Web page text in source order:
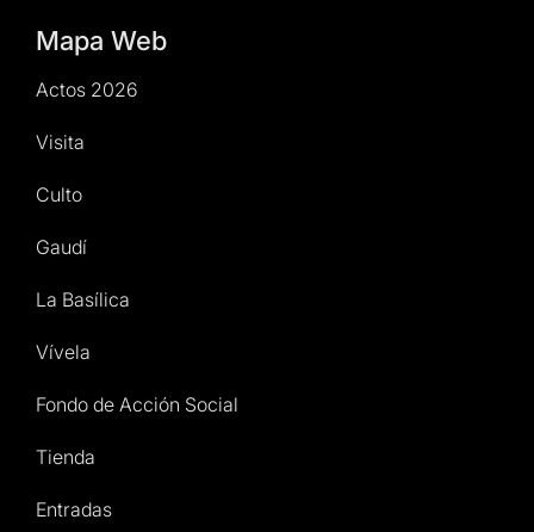
Mapa Web
Actos 2026
Visita
Culto
Gaudí
La Basílica
Vívela
Fondo de Acción Social
Tienda
Entradas